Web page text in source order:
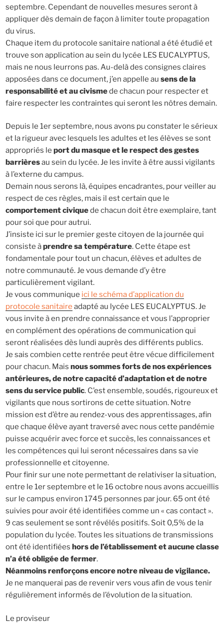
septembre. Cependant de nouvelles mesures seront à
appliquer dès demain de façon à limiter toute propagation
du virus.
Chaque item du protocole sanitaire national a été étudié et
trouve son application au sein du lycée LES EUCALYPTUS,
mais ne nous leurrons pas. Au-delà des consignes claires
apposées dans ce document, j’en appelle au sens de la
responsabilité et au civismede chacun pour respecter et
faire respecter les contraintes qui seront les nôtres demain.
Depuis le 1er septembre, nous avons pu constater le sérieux
et la rigueur avec lesquels les adultes et les élèves se sont
appropriés le port du masque et le respect des gestes
barrièresau sein du lycée. Je les invite à être aussi vigilants
à l’externe du campus.
Demain nous serons là, équipes encadrantes, pour veiller au
respect de ces règles, mais il est certain que le
comportement civiquede chacun doit être exemplaire, tant
pour soi que pour autrui.
J’insiste ici sur le premier geste citoyen de la journée qui
consiste àprendre sa température. Cette étape est
fondamentale pour tout un chacun, élèves et adultes de
notre communauté. Je vous demande d’y être
particulièrement vigilant.
Je vous communique ici le schéma d’application du
protocole sanitaire adapté au lycée LES EUCALYPTUS. Je
vous invite à en prendre connaissance et vous l’approprier
en complément des opérations de communication qui
seront réalisées dès lundi auprès des différents publics.
Je sais combien cette rentrée peut être vécue difficilement
pour chacun. Mais nous sommes forts de nos expériences
antérieures, de notre capacité d’adaptation et de notre
sens du service public. C’est ensemble, soudés, rigoureux et
vigilants que nous sortirons de cette situation. Notre
mission est d’être au rendez-vous des apprentissages, afin
que chaque élève ayant traversé avec nous cette pandémie
puisse acquérir avec force et succès, les connaissances et
les compétences qui lui seront nécessaires dans sa vie
professionnelle et citoyenne.
Pour finir sur une note permettant de relativiser la situation,
entre le 1er septembre et le 16 octobre nous avons accueillis
sur le campus environ 1745 personnes par jour. 65 ont été
suivies pour avoir été identifiées comme un « cas contact ».
9 cas seulement se sont révélés positifs. Soit 0,5% de la
population du lycée. Toutes les situations de transmissions
ont été identifiées hors de l’établissement et aucune classe
n’a été obligée de fermer.
Néanmoins renforçons encore notre niveau de vigilance.
Je ne manquerai pas de revenir vers vous afin de vous tenir
régulièrement informés de l’évolution de la situation.
Le proviseur